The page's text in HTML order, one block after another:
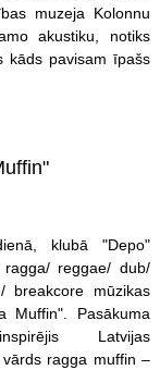
muzeja Kolonnu
akustiku, notiks
kāds pavisam īpašs
klubā "Depo"
reggae/ dub/
breakcore mūzikas
Muffin". Pasākuma
Latvijas
ragga muffin –